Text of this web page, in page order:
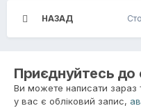
НАЗАД
Приєднуйтесь до
Ви можете написати зараз
у вас є обліковий запис,